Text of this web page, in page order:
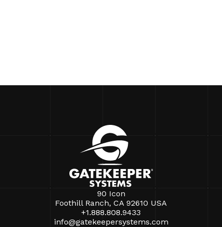
90 Icon
Foothill Ranch, CA 92610 USA
+1.888.808.9433
info@gatekeepersystems.com